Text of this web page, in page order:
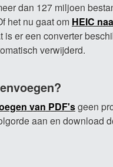
dan 127 miljoen
het nu gaat om HEIC
is er een converter
verwijderd.
van PDF'sgeen
aan en download